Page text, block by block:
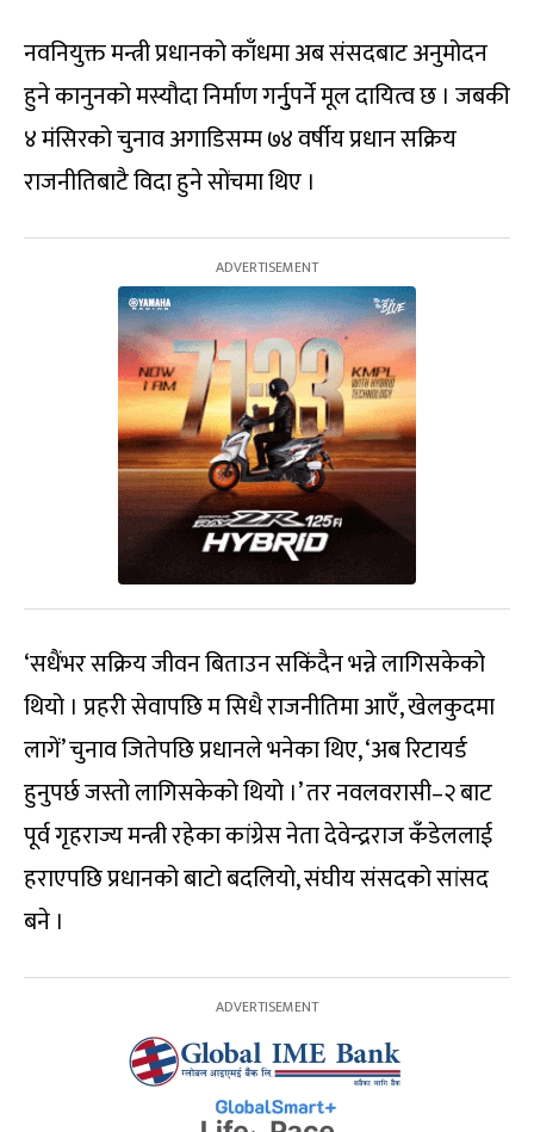
नवनियुक्त मन्त्री प्रधानको काँधमा अब संसदबाट अनुमोदन
हुने कानुनको मस्यौदा निर्माण गर्नुुपर्ने मूल दायित्व छ । जबकी
४ मंसिरको चुनाव अगाडिसम्म ७४ वर्षीय प्रधान सक्रिय
राजनीतिबाटै विदा हुने सोंचमा थिए ।
‘सधैंभर सक्रिय जीवन बिताउन सकिंदैन भन्ने लागिसकेको
थियो । प्रहरी सेवापछि म सिधै राजनीतिमा आएँ, खेलकुदमा
लागें’ चुनाव जितेपछि प्रधानले भनेका थिए, ‘अब रिटायर्ड
हुनुपर्छ जस्तो लागिसकेको थियो ।’ तर नवलवरासी–२ बाट
पूर्व गृहराज्य मन्त्री रहेका कांग्रेस नेता देवेन्द्रराज कँडेललाई
हराएपछि प्रधानको बाटो बदलियो, संघीय संसदको सांसद
बने ।